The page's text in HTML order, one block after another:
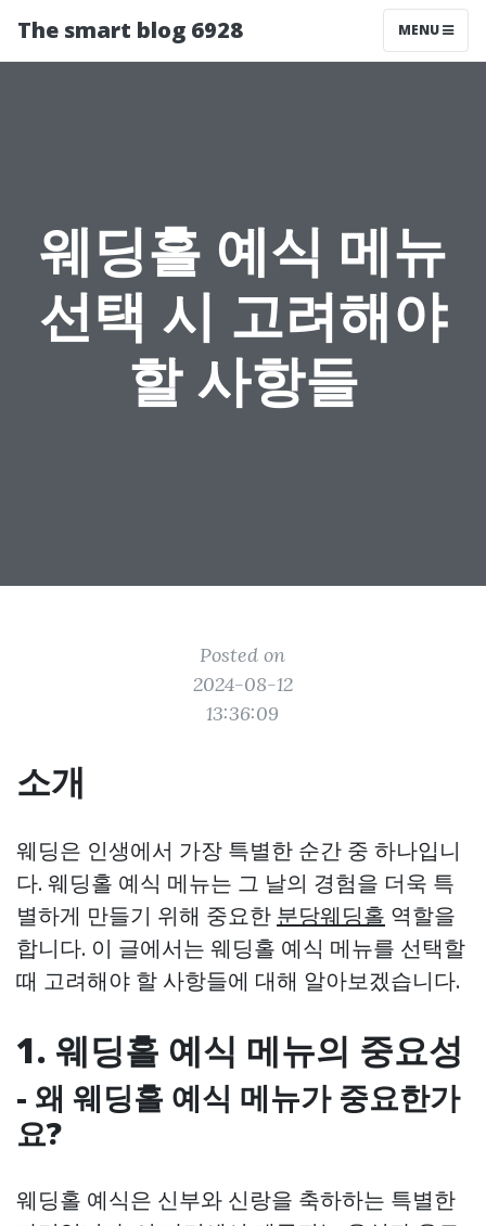
The smart blog 6928 MENU
웨딩홀 예식 메뉴
선택 시 고려해야
할 사항들
Posted on
2024-08-12
13:36:09
소개
웨딩은 인생에서 가장 특별한 순간 중 하나입니
다. 웨딩홀 예식 메뉴는 그 날의 경험을 더욱 특
별하게 만들기 위해 중요한 분당웨딩홀 역할을
합니다. 이 글에서는 웨딩홀 예식 메뉴를 선택할
때 고려해야 할 사항들에 대해 알아보겠습니다.
1. 웨딩홀 예식 메뉴의 중요성
- 왜 웨딩홀 예식 메뉴가 중요한가
요?
웨딩홀 예식은 신부와 신랑을 축하하는 특별한